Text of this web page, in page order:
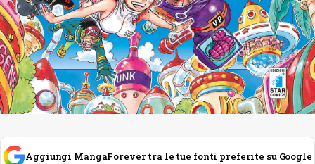
Aggiungi MangaForever tra le tue fonti preferite su Google